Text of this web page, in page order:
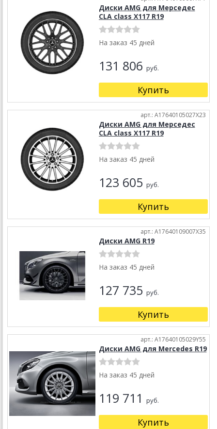
Диски AMG для Мерседес
CLA class X117 R19
На заказ 45 дней
131 806 руб.
Купить
арт.: A17640105027X23
Диски AMG для Мерседес
CLA class X117 R19
На заказ 45 дней
123 605 руб.
Купить
арт.: A17640109007X35
Диски AMG R19
На заказ 45 дней
127 735 руб.
Купить
арт.: A17640105029Y55
Диски AMG для Mercedes R19
На заказ 45 дней
119 711 руб.
Купить